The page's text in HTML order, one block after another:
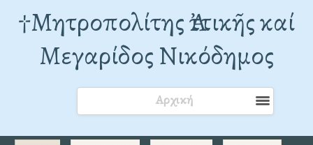
†Mητροπολίτης Ἀττικῆς καί
Μεγαρίδος Νικόδημος
Αρχική